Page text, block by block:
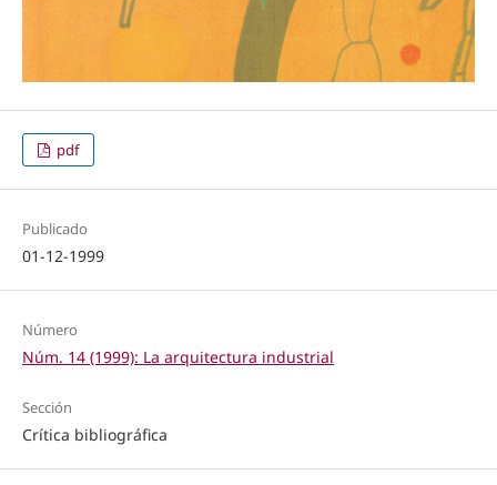
pdf
Publicado
01-12-1999
Número
Núm. 14 (1999): La arquitectura industrial
Sección
Crítica bibliográfica